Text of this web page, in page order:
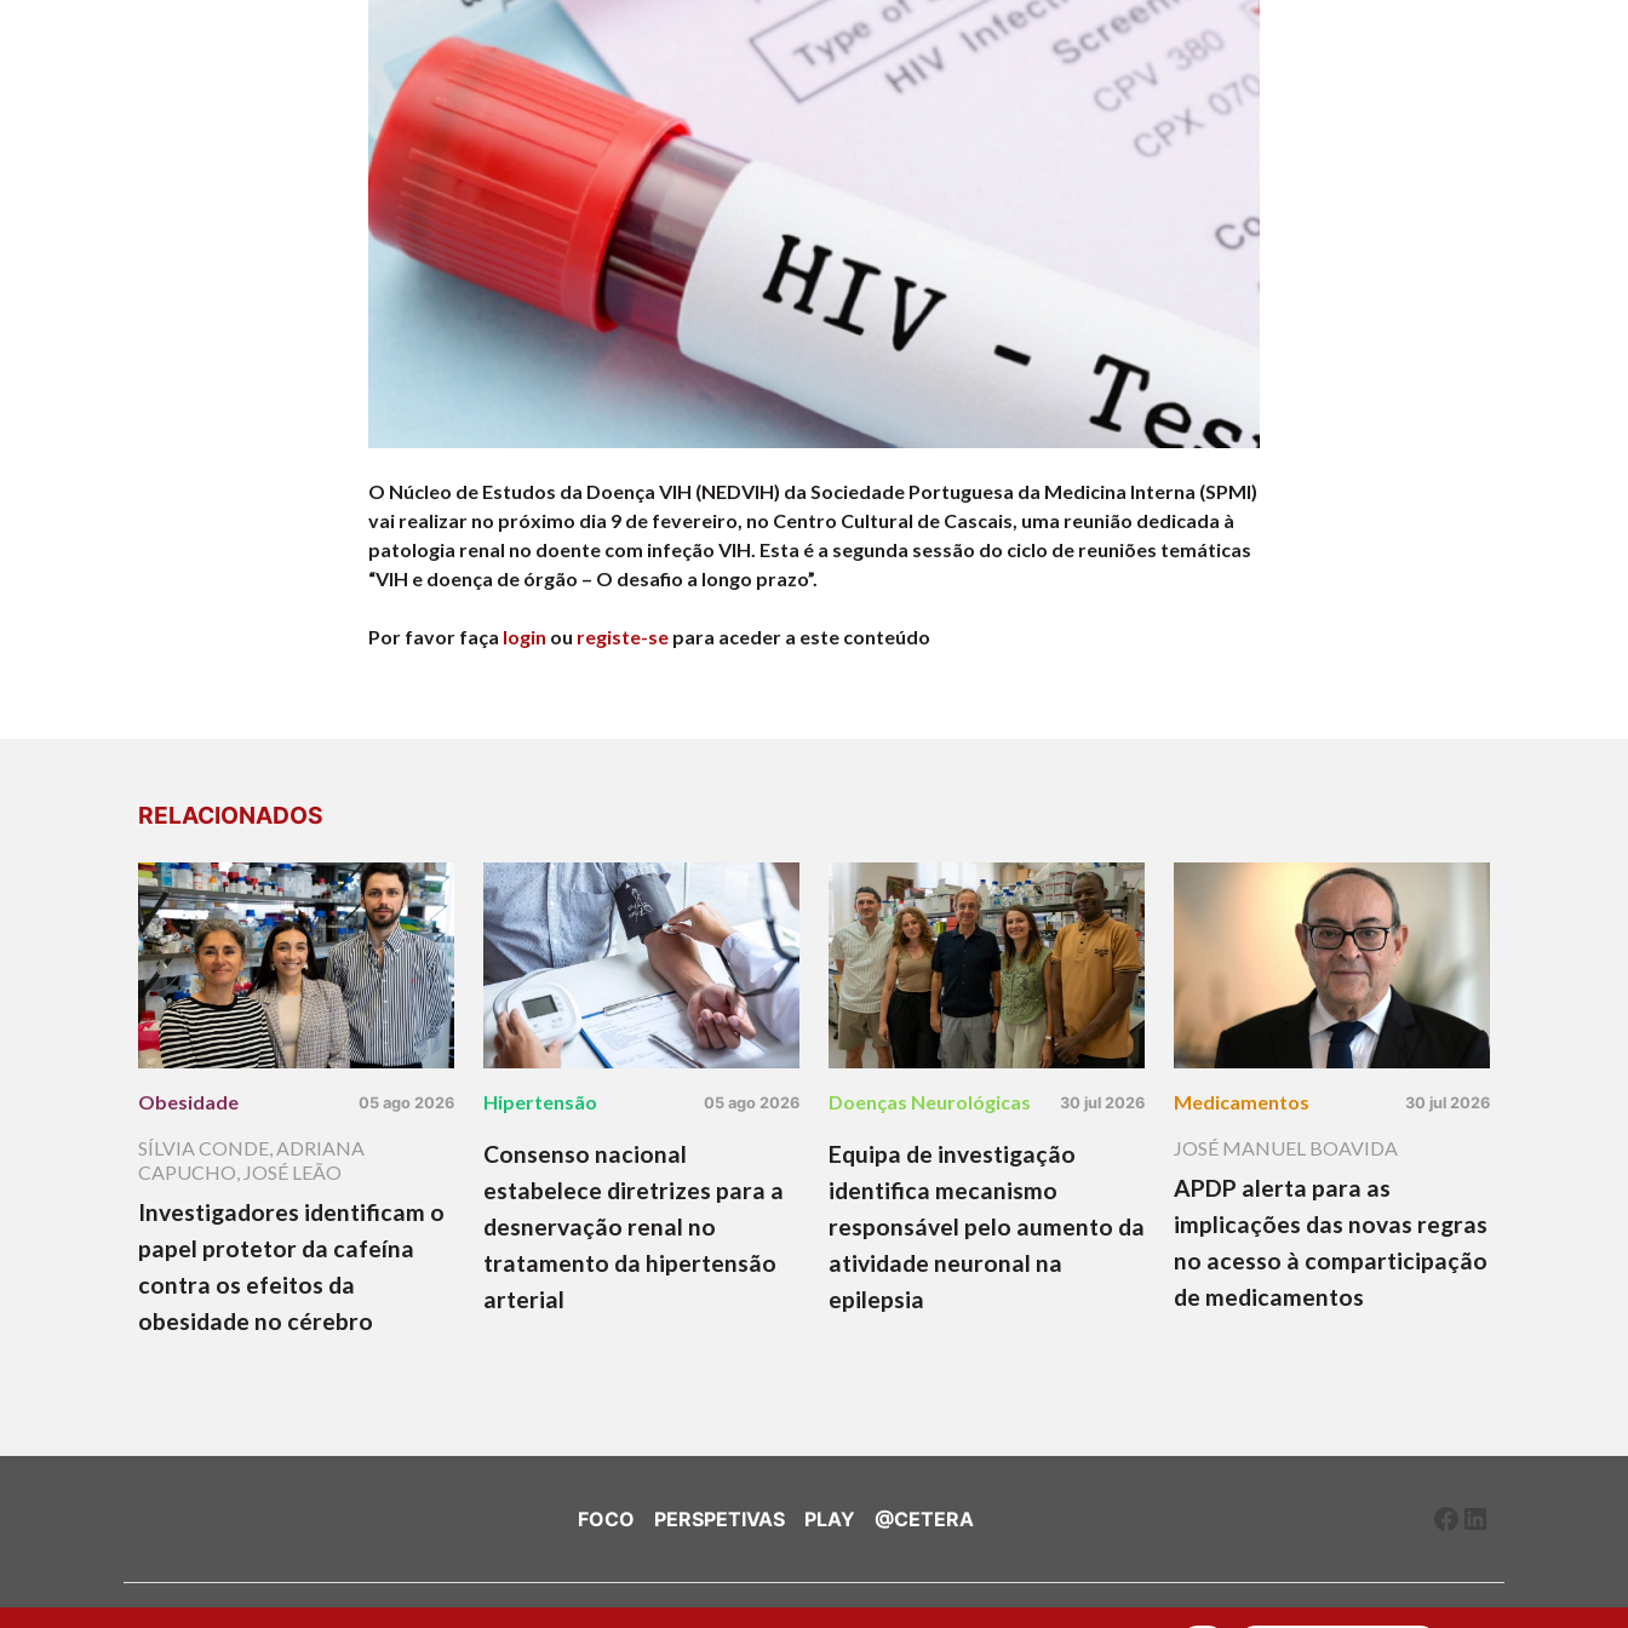
O Núcleo de Estudos da Doença VIH (NEDVIH) da Sociedade Portuguesa da Medicina Interna (SPMI)
vai realizar no próximo dia 9 de fevereiro, no Centro Cultural de Cascais, uma reunião dedicada à
patologia renal no doente com infeção VIH. Esta é a segunda sessão do ciclo de reuniões temáticas
“VIH e doença de órgão – O desafio a longo prazo”.
Por favor faça login ou registe-se para aceder a este conteúdo
RELACIONADOS
Obesidade 05 ago 2026
SÍLVIA CONDE,ADRIANA
CAPUCHO, JOSÉ LEÃO
Investigadores identificam o
papel protetor da cafeína
contra os efeitos da
obesidade no cérebro
Hipertensão 05 ago 2026
Consenso nacional
estabelece diretrizes para a
desnervação renal no
tratamento da hipertensão
arterial
Doenças Neurológicas 30 jul 2026
Equipa de investigação
identifica mecanismo
responsável pelo aumento da
atividade neuronal na
epilepsia
Medicamentos 30 jul 2026
JOSÉ MANUEL BOAVIDA
APDP alerta para as
implicações das novas regras
no acesso à comparticipação
de medicamentos
FOCO PERSPETIVAS PLAY @CETERA